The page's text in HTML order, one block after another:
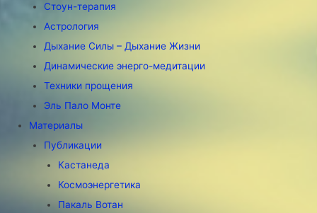
Стоун-терапия
Астрология
Дыхание Силы – Дыхание Жизни
Динамические энерго-медитации
Техники прощения
Эль Пало Монте
Материалы
Публикации
Кастанеда
Космоэнергетика
Пакаль Вотан